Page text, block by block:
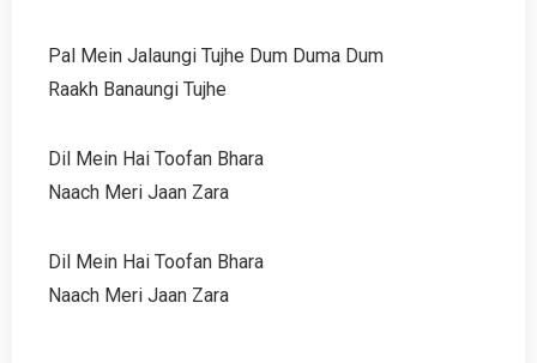
Pal Mein Jalaungi Tujhe Dum Duma Dum
Raakh Banaungi Tujhe
Dil Mein Hai Toofan Bhara
Naach Meri Jaan Zara
Dil Mein Hai Toofan Bhara
Naach Meri Jaan Zara